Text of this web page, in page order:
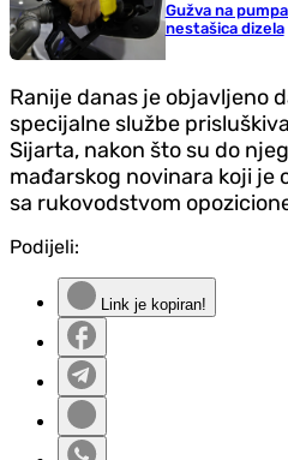
Gužva na
nestašica dizela
Ranije danas je objavljeno
specijalne službe
Sijarta, nakon što su do
mađarskog novinara koji je
sa rukovodstvom
Podijeli:
Link je kopiran!